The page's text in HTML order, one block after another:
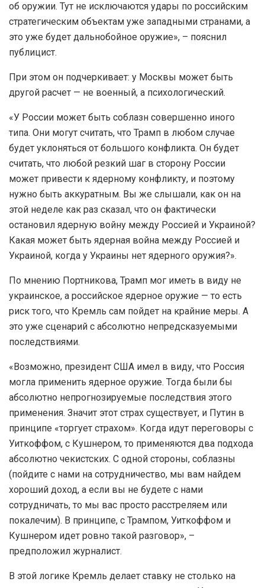
об оружии. Тут не исключаются удары по российским
стратегическим объектам уже западными странами, а
это уже будет дальнобойное оружие», – пояснил
публицист.
При этом он подчеркивает: у Москвы может быть
другой расчет — не военный, а психологический.
«У России может быть соблазн совершенно иного
типа. Они могут считать, что Трамп в любом случае
будет уклоняться от большого конфликта. Он будет
считать, что любой резкий шаг в сторону России
может привести к ядерному конфликту, и поэтому
нужно быть аккуратным. Вы же слышали, как он на
этой неделе как раз сказал, что он фактически
остановил ядерную войну между Россией и Украиной?
Какая может быть ядерная война между Россией и
Украиной, когда у Украины нет ядерного оружия?».
По мнению Портникова, Трамп мог иметь в виду не
украинское, а российское ядерное оружие — то есть
риск того, что Кремль сам пойдет на крайние меры. А
это уже сценарий с абсолютно непредсказуемыми
последствиями.
«Возможно, президент США имел в виду, что Россия
могла применить ядерное оружие. Тогда были бы
абсолютно непрогнозируемые последствия этого
применения. Значит этот страх существует, и Путин в
принципе «торгует страхом». Когда идут переговоры с
Уиткоффом, с Кушнером, то применяются два подхода
абсолютно чекистских. С одной стороны, соблазны
(пойдите с нами на сотрудничество, мы вам найдем
хороший доход, а если вы не будете с нами
сотрудничать, то мы вас просто расстреляем или
покалечим). В принципе, с Трампом, Уиткоффом и
Кушнером идет ровно такой разговор», –
предположил журналист.
В этой логике Кремль делает ставку не столько на